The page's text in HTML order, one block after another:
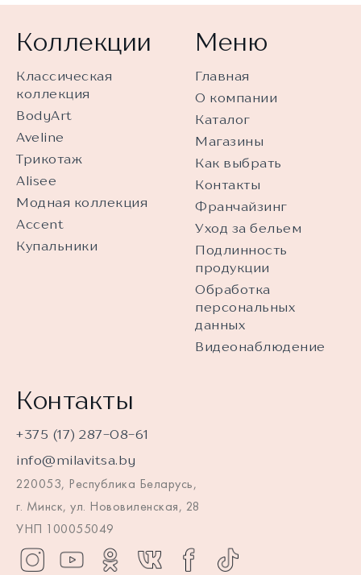
Коллекции
Классическая
коллекция
BodyArt
Aveline
Трикотаж
Alisee
Модная коллекция
Accent
Купальники
Меню
Главная
О компании
Каталог
Магазины
Как выбрать
Контакты
Франчайзинг
Уход за бельем
Подлинность
продукции
Обработка
персональных
данных
Видеонаблюдение
Контакты
+375 (17) 287-08-61
info@milavitsa.by
220053, Республика Беларусь,
г. Минск, ул. Нововиленская, 28
УНП 100055049